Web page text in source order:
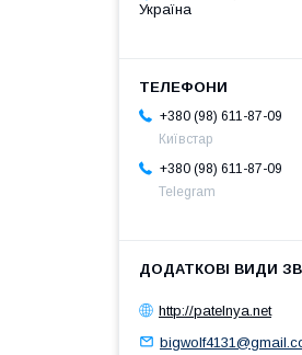
Україна
+380 (98) 611-87-09
Київстар
+380 (98) 611-87-09
Telegram
http://patelnya.net